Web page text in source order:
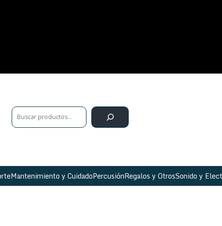
Mantenimiento y CuidadoPercusiónRegalos y OtrosSonido y